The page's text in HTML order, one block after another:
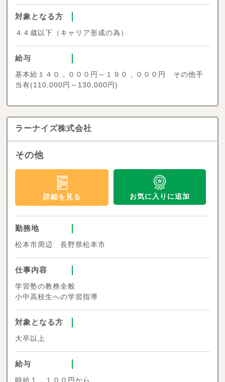
対象となる方
４４歳以下（キャリア形成の為）
給与
基本給１４０，０００円～１９０，０００円 その他手
当有(110,000円～130,000円)
ラーナイズ株式会社
その他
詳細を見る お気に入りに追加
勤務地
松本市周辺 長野県松本市
仕事内容
学習塾の教務全般
小中高校生への学習指導
対象となる方
大卒以上
給与
時給１，１００円から